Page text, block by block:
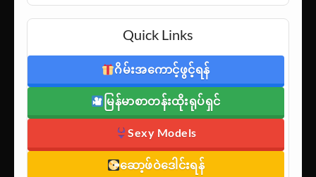
➡ ကျွန်ုပ်တို့၏ Official Facebook
တွင်လည်း လေ့လာနိုင်ပါသည်
Quick Links
ဂိမ်းအကောင့်ဖွင့်ရန်
မြန်မာစာတန်းထိုးရုပ်ရှင်